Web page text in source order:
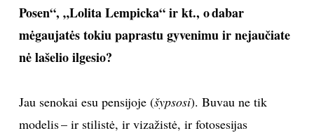
Posen“, „Lolita Lempicka“ ir kt., o dabar
mėgaujatės tokiu paprastu gyvenimu ir nejaučiate
nė lašelio ilgesio?
Jau senokai esu pensijoje (šypsosi). Buvau ne tik
modelis – ir stilistė, ir vizažistė, ir fotosesijas